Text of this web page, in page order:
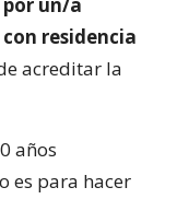
un/a
residencia
acreditar la
años
es para hacer